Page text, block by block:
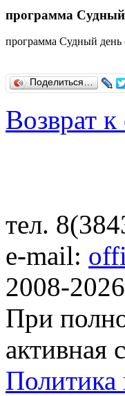
программа Судный
программа Судный день
Поделиться…
Возврат к
тел.
e-mail:
2008-
При
активная
Политика